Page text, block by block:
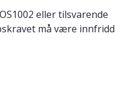
eller tilsvarende
må være innfridd